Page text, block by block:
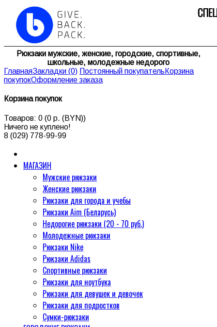
Рюкзаки мужские, женские, городские, спортивные,
школьные, молодежные недорого
ГлавнаяЗакладки (0) Постоянный покупатель Корзина
покупокОформление заказа
Корзина покупок
Товаров: 0 (0 р. (BYN))
Ничего не куплено!
8 (029) 778-99-99
МАГАЗИН
Мужские рюкзаки
Женские рюкзаки
Рюкзаки для города и учебы
Рюкзаки Aim (Беларусь)
Недорогие рюкзаки (20 - 70 руб.)
Молодежные рюкзаки
Рюкзаки Nike
Рюкзаки Adidas
Спортивные рюкзаки
Рюкзаки для ноутбука
Рюкзаки для девушек и девочек
Рюкзаки для подростков
Сумки-рюкзаки